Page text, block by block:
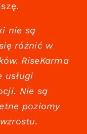
nie są
różnić w
RiseKarma
usługi
Nie są
poziomy